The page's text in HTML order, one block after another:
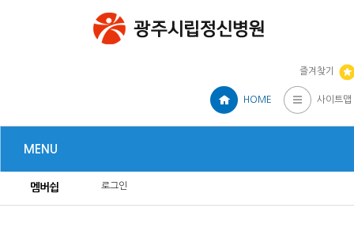
즐겨찾기
HOME 사이트맵
MENU
멤버쉽 로그인